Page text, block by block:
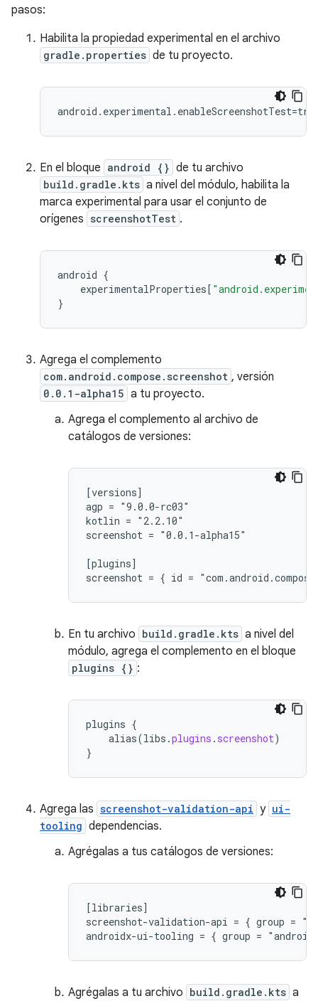
pasos:
Habilita la propiedad experimental en el archivo
gradle.properties de tu proyecto.
En el bloque android {} de tu archivo
build.gradle.kts a nivel del módulo, habilita la
marca experimental para usar el conjunto de
orígenes screenshotTest .
android {
experimentalProperties [
}
Agrega el complemento
com.android.compose.screenshot , versión
0.0.1-alpha15 a tu proyecto.
Agrega el complemento al archivo de
catálogos de versiones:
[versions]
agp = "9.0.0-rc03"
kotlin = "2.2.10"
screenshot = "0.0.1-alpha15"
[plugins]
En tu archivo build.gradle.kts a nivel del
módulo, agrega el complemento en el bloque
plugins {} :
plugins {
alias(libs .plugins . screenshot)
}
Agrega las screenshot-validation-api y ui-
tooling dependencias.
Agrégalas a tus catálogos de versiones:
[libraries]
screenshot-validation-api = { group =
Agrégalas a tu archivo build.gradle.kts a